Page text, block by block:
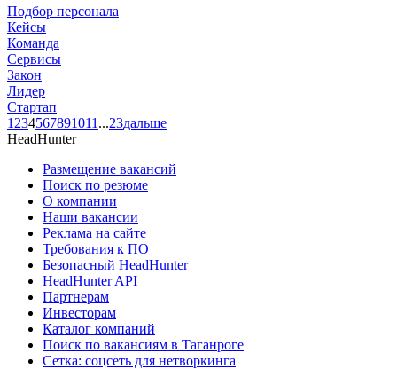
Подбор персонала
Кейсы
Команда
Сервисы
Закон
Лидер
Стартап
1 234567891011 ...23дальше
HeadHunter
Размещение вакансий
Поиск по резюме
О компании
Наши вакансии
Реклама на сайте
Требования к ПО
Безопасный HeadHunter
HeadHunter API
Партнерам
Инвесторам
Каталог компаний
Поиск по вакансиям в Таганроге
Сетка: соцсеть для нетворкинга